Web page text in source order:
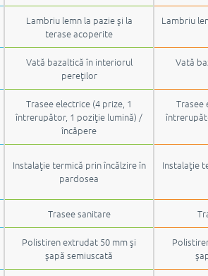
Lambriu lemn la pazie şi la
terase acoperite
Lambriu
Vată bazaltică în interiorul
pereţilor
Vată
Trasee electrice (4 prize, 1
întrerupător, 1 poziţie lumină) /
încăpere
Trasee
Instalaţie termică prin încălzire în
pardosea
Instalaţie
Trasee sanitare
Polistiren extrudat 50 mm şi
şapă semiuscată